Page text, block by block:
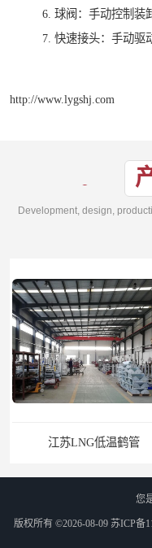
6. 球阀：手动控制装
7. 快速接头：手动驱
http://www.lygshj.com
江苏LNG低温鹤管
您
版权所有 ©2026-08-09 苏ICP备